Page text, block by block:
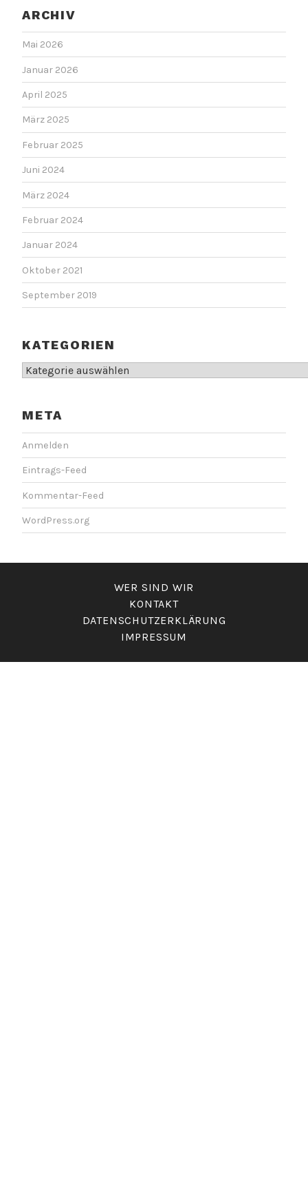
ARCHIV
Mai 2026
Januar 2026
April 2025
März 2025
Februar 2025
Juni 2024
März 2024
Februar 2024
Januar 2024
Oktober 2021
September 2019
KATEGORIEN
Kategorien
META
Anmelden
Eintrags-Feed
Kommentar-Feed
WordPress.org
WER SIND WIR
KONTAKT
DATENSCHUTZERKLÄRUNG
IMPRESSUM